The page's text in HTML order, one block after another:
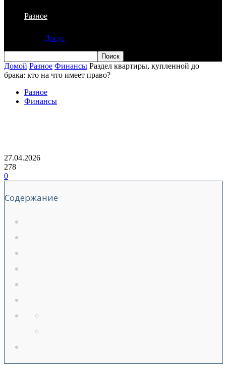
Разное
Досуг
Домой Разное Финансы Раздел квартиры, купленной до
брака: кто на что имеет право?
Разное
Финансы
27.04.2026
278
0
Содержание